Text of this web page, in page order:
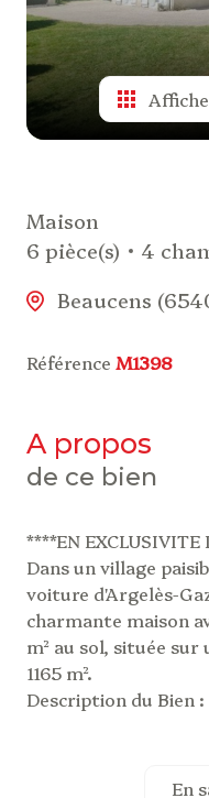
mail
actualités
nos
partenaires
Maison
6 pièce(s)
4
Beaucens
Référence M1398
a propos
de ce bien
****EN EXCLUSIVITE
Dans un village
voiture d'Argelès-
charmante maison
m² au sol, située
1165 m².
Description du Bien :
Sud-Est
En